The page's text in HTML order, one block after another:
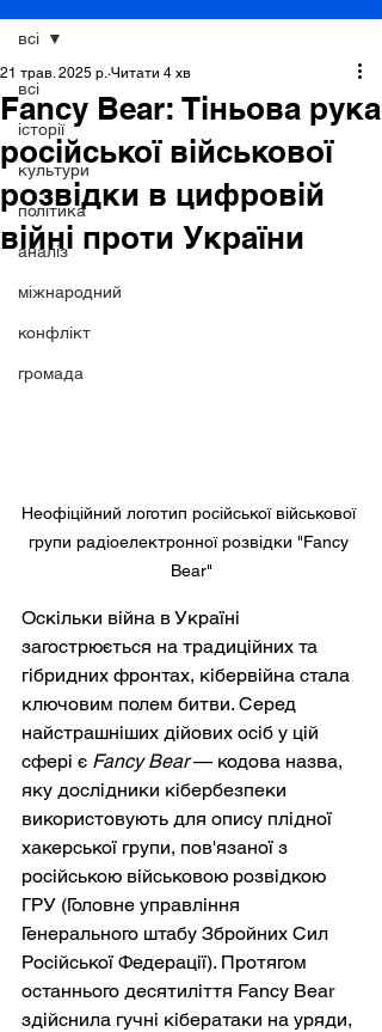
всі
історії
культури
політика
аналіз
міжнародний
конфлікт
громада
всі
Fancy Bear: Тіньова рука
російської військової
розвідки в цифровій
війні проти України
21 трав. 2025 р. Читати 4 хв
Неофіційний логотип російської військової
групи радіоелектронної розвідки "Fancy
Bear"
Оскільки війна в Україні
загострюється на традиційних та
гібридних фронтах, кібервійна стала
ключовим полем битви. Серед
найстрашніших дійових осіб у цій
сфері є Fancy Bear — кодова назва,
яку дослідники кібербезпеки
використовують для опису плідної
хакерської групи, пов'язаної з
російською військовою розвідкою
ГРУ (Головне управління
Генерального штабу Збройних Сил
Російської Федерації). Протягом
останнього десятиліття Fancy Bear
здійснила гучні кібератаки на уряди,